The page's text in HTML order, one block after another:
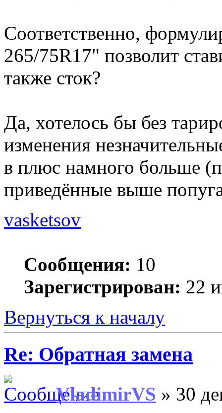
Соответственно,
265/75R17" позволит
также сток?
Да, хотелось бы без
изменения
в плюс намного больше
приведённые выше
vasketsov
Сообщения: 10
Зарегистрирован: 22
Вернуться к началу
Re: Обратная замена
VladimirVS » 30